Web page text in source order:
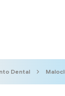
Dental